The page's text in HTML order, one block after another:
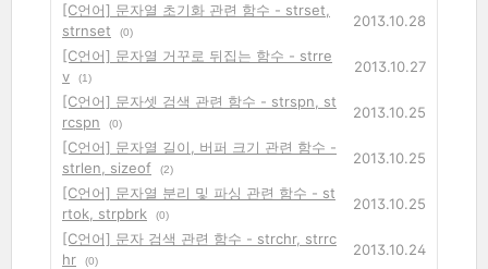
[C언어] 문자열 초기화 관련 함수 - strset,
strnset
(0)
2013.10.28
[C언어] 문자열 거꾸로 뒤집는 함수 - strre
v
(1)
2013.10.27
[C언어] 문자셋 검색 관련 함수 - strspn, st
rcspn
(0)
2013.10.25
[C언어] 문자열 길이, 버퍼 크기 관련 함수 -
strlen, sizeof
(2)
2013.10.25
[C언어] 문자열 분리 및 파싱 관련 함수 - st
rtok, strpbrk
(0)
2013.10.25
[C언어] 문자 검색 관련 함수 - strchr, strrc
hr
(0)
2013.10.24